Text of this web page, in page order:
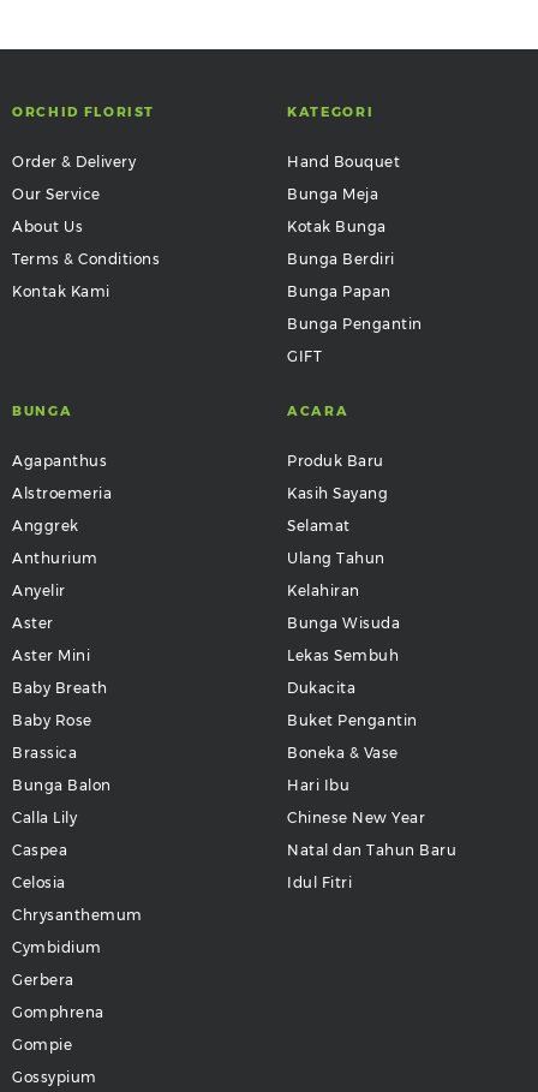
ORCHID FLORIST
Order & Delivery
Our Service
About Us
Terms & Conditions
Kontak Kami
KATEGORI
Hand Bouquet
Bunga Meja
Kotak Bunga
Bunga Berdiri
Bunga Papan
Bunga Pengantin
GIFT
BUNGA
Agapanthus
Alstroemeria
Anggrek
Anthurium
Anyelir
Aster
Aster Mini
Baby Breath
Baby Rose
Brassica
Bunga Balon
Calla Lily
Caspea
Celosia
Chrysanthemum
Cymbidium
Gerbera
Gomphrena
Gompie
Gossypium
ACARA
Produk Baru
Kasih Sayang
Selamat
Ulang Tahun
Kelahiran
Bunga Wisuda
Lekas Sembuh
Dukacita
Buket Pengantin
Boneka & Vase
Hari Ibu
Chinese New Year
Natal dan Tahun Baru
Idul Fitri